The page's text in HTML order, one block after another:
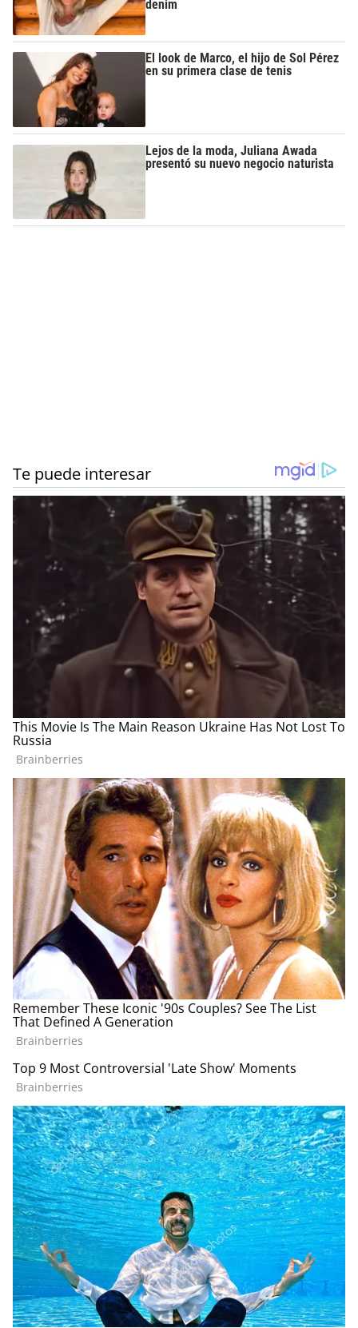
denim
El look de Marco, el hijo de Sol Pérez
en su primera clase de tenis
Lejos de la moda, Juliana Awada
presentó su nuevo negocio naturista